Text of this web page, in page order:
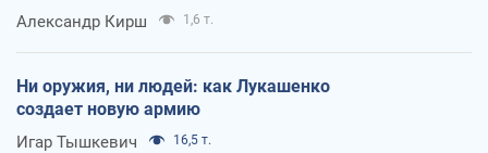
Александр Кирш 1,6 т.
Ни оружия, ни людей: как Лукашенко
создает новую армию
Игар Тышкевич 16,5 т.